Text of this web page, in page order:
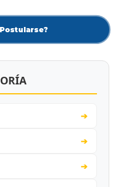
➔
➔
➔